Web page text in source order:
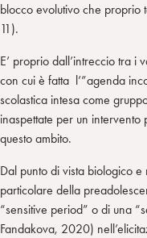
blocco evolutivo che proprio
11).
E’ proprio dall’intreccio tra i
con cui è fatta l’”agenda
scolastica intesa come
inaspettate per un
questo ambito.
Dal punto di vista biologico
particolare della
“sensitive period” o di una
Fandakova, 2020)